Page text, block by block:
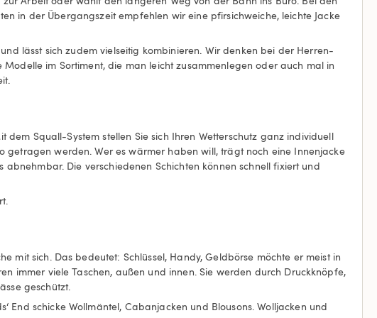
in der Übergangszeit empfehlen wir eine pfirsichweiche, leichte Jacke
lässt sich zudem vielseitig kombinieren. Wir denken bei der Herren-
im Sortiment, die man leicht zusammenlegen oder auch mal in
Squall-System stellen Sie sich Ihren Wetterschutz ganz individuell
getragen werden. Wer es wärmer haben will, trägt noch eine Innenjacke
Die verschiedenen Schichten können schnell fixiert und
mit sich. Das bedeutet: Schlüssel, Handy, Geldbörse möchte er meist in
immer viele Taschen, außen und innen. Sie werden durch Druckknöpfe,
geschützt.
End schicke Wollmäntel, Cabanjacken und Blousons. Wolljacken und